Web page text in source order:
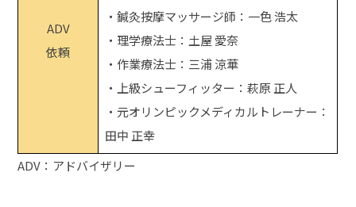
ADV
依頼
・鍼灸按摩マッサージ師：一色 浩太
・理学療法士：土屋 愛奈
・作業療法士：三浦 涼華
・上級シューフィッター：萩原 正人
・元オリンピックメディカルトレーナー：
田中 正幸
ADV：アドバイザリー